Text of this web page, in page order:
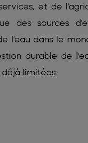
et de
des sources
l’eau dans le
durable de
limitées.